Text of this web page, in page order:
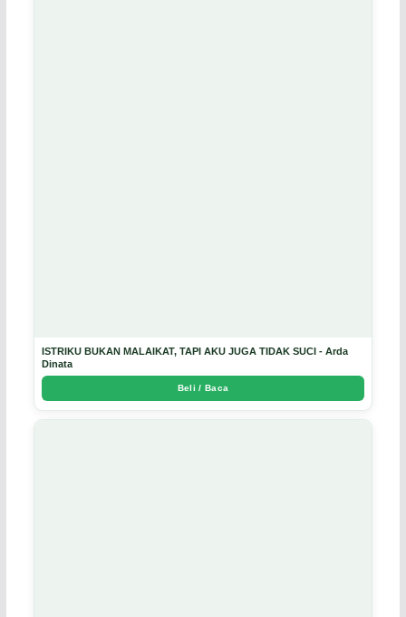
ISTRIKU BUKAN MALAIKAT, TAPI AKU JUGA TIDAK SUCI - Arda
Dinata
Beli / Baca